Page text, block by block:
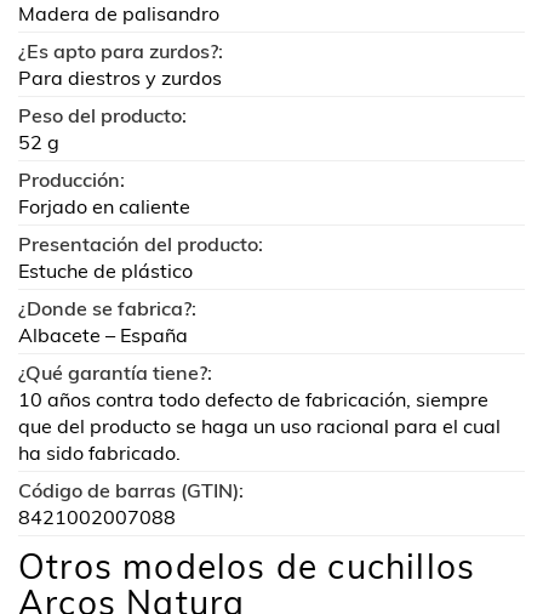
Madera de palisandro
¿Es apto para zurdos?:
Para diestros y zurdos
Peso del producto:
52 g
Producción:
Forjado en caliente
Presentación del producto:
Estuche de plástico
¿Donde se fabrica?:
Albacete – España
¿Qué garantía tiene?:
10 años contra todo defecto de fabricación, siempre
que del producto se haga un uso racional para el cual
ha sido fabricado.
Código de barras (GTIN):
8421002007088
Otros modelos de cuchillos
Arcos Natura